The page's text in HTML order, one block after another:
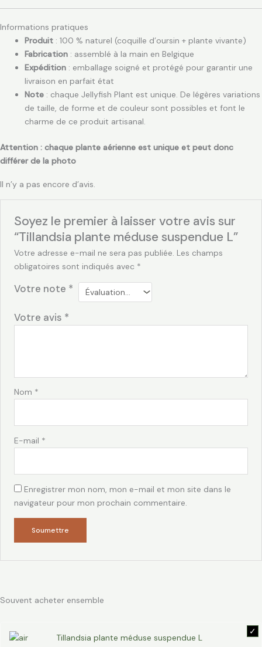
Informations pratiques
Produit : 100 % naturel (coquille d’oursin + plante vivante)
Fabrication : assemblé à la main en Belgique
Expédition : emballage soigné et protégé pour garantir une
livraison en parfait état
Note : chaque Jellyfish Plant est unique. De légères variations
de taille, de forme et de couleur sont possibles et font le
charme de ce produit artisanal.
Attention : chaque plante aérienne est unique et peut donc
différer de la photo
Il n’y a pas encore d’avis.
Soyez le premier à laisser votre avis sur
“Tillandsia plante méduse suspendue L”
Votre adresse e-mail ne sera pas publiée. Les champs
obligatoires sont indiqués avec *
Votre note *
Votre avis *
Nom *
E-mail *
Enregistrer mon nom, mon e-mail et mon site dans le
navigateur pour mon prochain commentaire.
Souvent acheter ensemble
Tillandsia plante méduse suspendue L